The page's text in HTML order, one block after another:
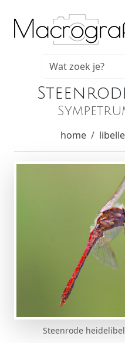
home
Steenrode